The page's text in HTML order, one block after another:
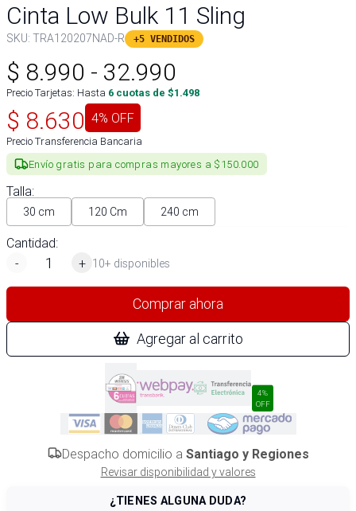
Cinta Low Bulk 11 Sling
SKU: TRA120207NAD-R +5 VENDIDOS
$ 8.990 - 32.990
Precio Tarjetas: Hasta 6 cuotas de $1.498
$ 8.630 4% OFF
Precio Transferencia Bancaria
Envío gratis para compras mayores a $150.000
Talla:
30 cm 120 Cm 240 cm
Cantidad:
-
+ 10+ disponibles
Comprar ahora
Agregar al carrito
4%
OFF
Despacho domicilio a Santiago y Regiones
Revisar disponibilidad y valores
¿TIENES ALGUNA DUDA?